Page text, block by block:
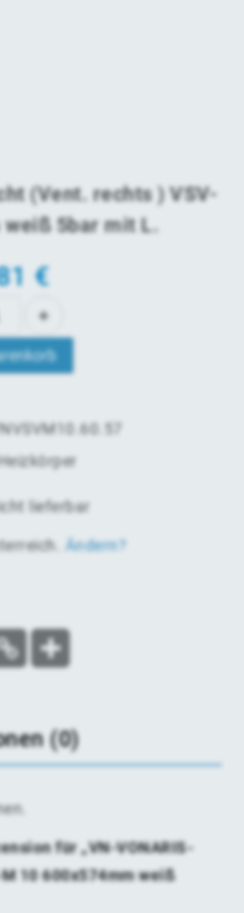
(Vent. rechts ) VSV-
weiß 5bar mit L.
€
Heizkörper
lieferbar
Ändern?
(0)
für „VN-VONARIS-
10 600x574mm weiß